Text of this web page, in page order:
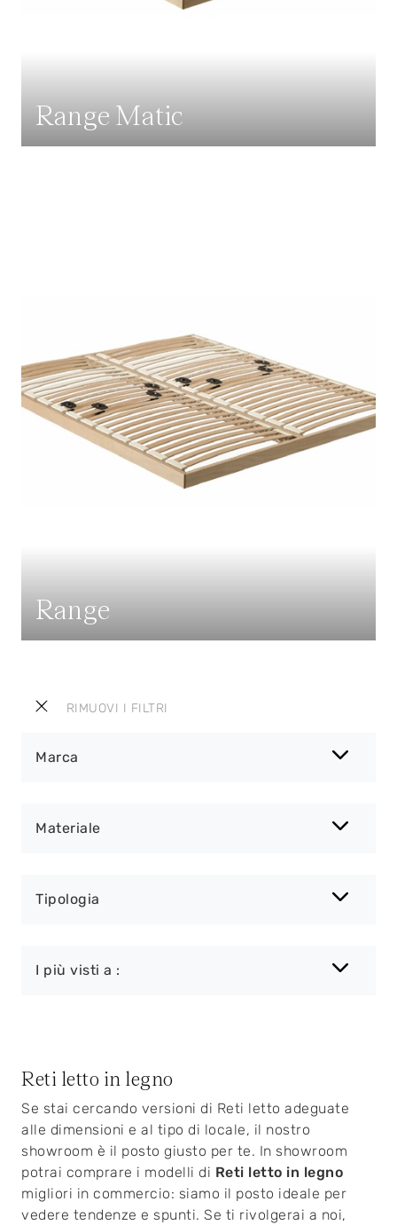
RIMUOVI I FILTRI
Marca
Materiale
Tipologia
I più visti a :
Range Matic
Range
Reti letto in legno
Se stai cercando versioni di Reti letto adeguate
alle dimensioni e al tipo di locale, il nostro
showroom è il posto giusto per te. In showroom
potrai comprare i modelli di Reti letto in legno
migliori in commercio: siamo il posto ideale per
vedere tendenze e spunti. Se ti rivolgerai a noi,